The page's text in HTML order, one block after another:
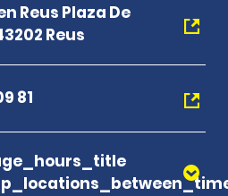
Reus Plaza De
Reus
81